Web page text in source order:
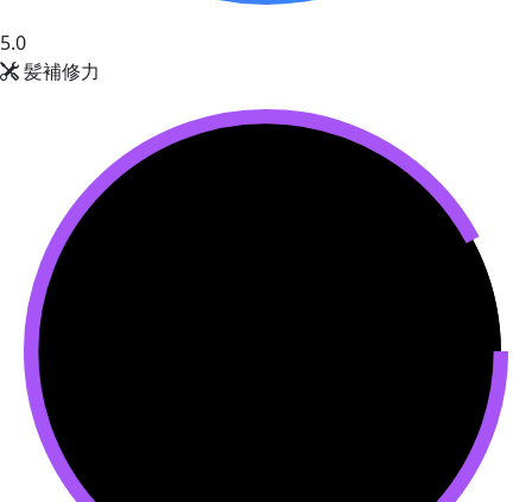
5.0
髪補修力